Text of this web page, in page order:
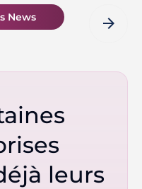
News arrow_forward
leurs